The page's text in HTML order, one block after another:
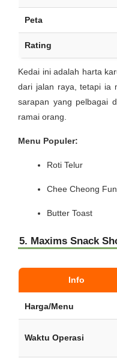
Peta
Rating
Kedai ini adalah harta
dari jalan raya, tetapi ia
sarapan yang pelbagai
ramai orang.
Menu Populer:
Roti Telur
Chee Cheong Fun
Butter Toast
5. Maxims Snack
Info
Harga/Menu
Waktu Operasi